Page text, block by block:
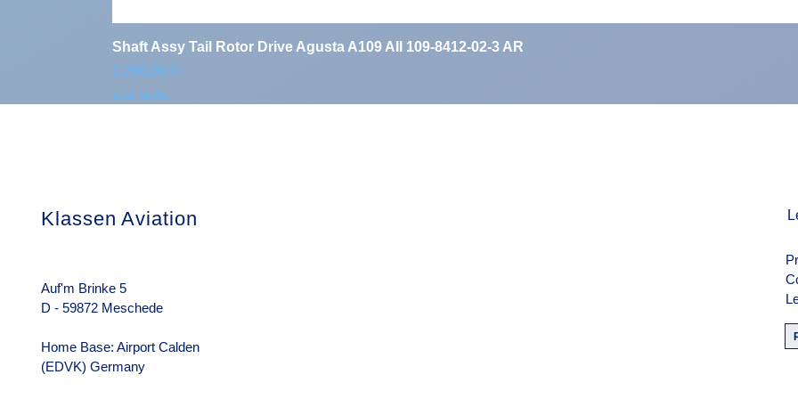
Shaft Assy Tail Rotor Drive Agusta A109 AII 109-8412-02-3 AR
Preis
1.700,00 €
exkl. MwSt.
Klassen Aviation
Auf'm Brinke 5
D - 59872 Meschede
Home Base: Airport Calden
(EDVK) Germany